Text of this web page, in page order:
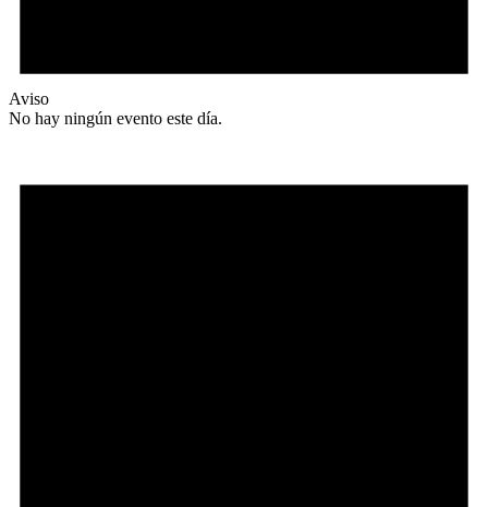
Aviso
No hay ningún evento este día.